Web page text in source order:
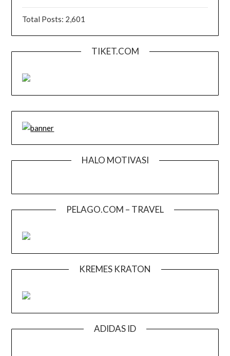
Total Posts: 2,601
TIKET.COM
HALO MOTIVASI
PELAGO.COM – TRAVEL
KREMES KRATON
ADIDAS ID